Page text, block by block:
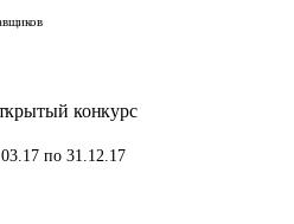
конкурс
по 31.12.17